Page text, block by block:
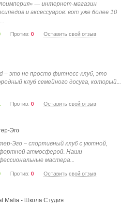
— интернет-магазин
и аксессуаров: вот уже более 10
Против: 0 Оставить свой отзыв
– это не просто фитнесс-клуб, это
клуб семейного досуга, который...
Против: 0 Оставить свой отзыв
Эго
Эго – спортивный клуб с уютной,
атмосферой. Наши
мастера...
Против: 0 Оставить свой отзыв
Mafia - Школа Студия